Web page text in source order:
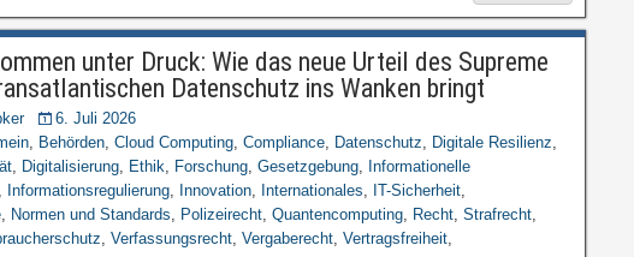
unter Druck: Wie das neue Urteil des Supreme
Datenschutz ins Wanken bringt
6. Juli 2026
, Behörden, Cloud Computing, Compliance, Datenschutz, Digitale Resilienz,
, Digitalisierung, Ethik, Forschung, Gesetzgebung, Informationelle
, Informationsregulierung, Innovation, Internationales, IT-Sicherheit,
, Normen und Standards, Polizeirecht, Quantencomputing, Recht, Strafrecht,
, Verfassungsrecht, Vergaberecht, Vertragsfreiheit,